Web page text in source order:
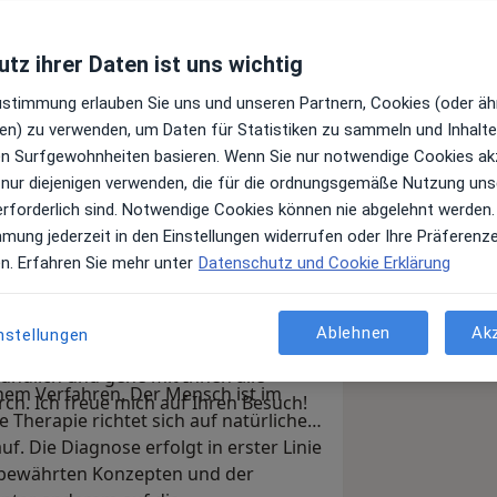
Christine Müller, und
bei Rastatt besser
und Öffnungszeiten meiner Praxis,
informieren.
die Tätigkeitsschwerpunkte
Allergie-u. Schmerztherapie
Leistungen in meiner Praxis an.
mir besprechen möchten? Gerne
und gehe mit Ihnen alle
Ich freue mich auf Ihren Besuch!
Straße 2 a in Steinmauern bei
den Schwerpunkt auf ein
modernes medizinisches
Verfahren. Der Mensch ist im
Therapie richtet sich auf natürliche
Die Diagnose erfolgt in erster Linie
Konzepten und der
ihrer Daten ist uns wichtig
erlauben Sie uns und unseren Partnern, Cookies (oder
zu verwenden, um Daten für Statistiken zu sammeln und
Surfgewohnheiten basieren. Wenn Sie nur notwendige Cookies
diejenigen verwenden, die für die ordnungsgemäße Nutzung
sind. Notwendige Cookies können nie abgelehnt werden.
jederzeit in den Einstellungen widerrufen oder Ihre
Erfahren Sie mehr unter Datenschutz und Cookie Erklärung
Ablehnen